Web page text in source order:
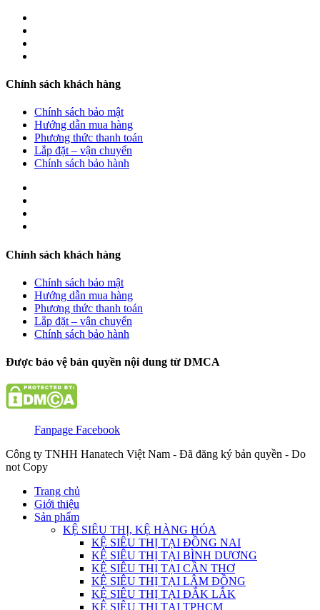
Chính sách khách hàng
Chính sách bảo mật
Hướng dẫn mua hàng
Phương thức thanh toán
Lắp đặt – vận chuyển
Chính sách bảo hành
Chính sách khách hàng
Chính sách bảo mật
Hướng dẫn mua hàng
Phương thức thanh toán
Lắp đặt – vận chuyển
Chính sách bảo hành
Được bảo vệ bản quyền nội dung từ DMCA
Fanpage Facebook
Công ty TNHH Hanatech Việt Nam - Đã đăng ký bản quyền - Do
not Copy
Trang chủ
Giới thiệu
Sản phẩm
KỆ SIÊU THỊ, KỆ HÀNG HÓA
KỆ SIÊU THỊ TẠI ĐỒNG NAI
KỆ SIÊU THỊ TẠI BÌNH DƯƠNG
KỆ SIÊU THỊ TẠI CẦN THƠ
KỆ SIÊU THỊ TẠI LÂM ĐỒNG
KỆ SIÊU THỊ TẠI ĐẮK LẮK
KỆ SIÊU THỊ TẠI TPHCM